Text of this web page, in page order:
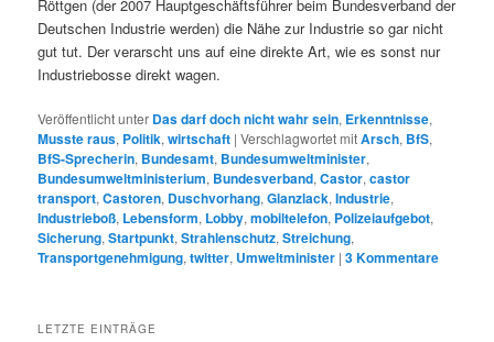
Röttgen (der 2007 Hauptgeschäftsführer beim Bundesverband der
Deutschen Industrie werden) die Nähe zur Industrie so gar nicht
gut tut. Der verarscht uns auf eine direkte Art, wie es sonst nur
Industriebosse direkt wagen.
Veröffentlicht unter Das darf doch nicht wahr sein, Erkenntnisse,
Musste raus, Politik,wirtschaft |Verschlagwortet mitArsch, BfS,
BfS-Sprecherin, Bundesamt, Bundesumweltminister,
Bundesumweltministerium, Bundesverband,Castor,castor
transport,Castoren, Duschvorhang,Glanzlack,Industrie,
Industrieboß, Lebensform, Lobby,mobiltelefon, Polizeiaufgebot,
Sicherung,Startpunkt,Strahlenschutz,Streichung,
Transportgenehmigung,twitter, Umweltminister |3Kommentare
LETZTE EINTRÄGE